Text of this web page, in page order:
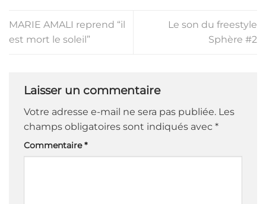
MARIE AMALI reprend “il
est mort le soleil”
Le son du freestyle
Sphère #2
Laisser un commentaire
Votre adresse e-mail ne sera pas publiée. Les
champs obligatoires sont indiqués avec *
Commentaire*